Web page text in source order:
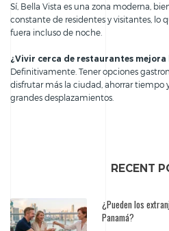
Sí, Bella Vista es una zona moderna,
constante de residentes y visitantes, lo
fuera incluso de noche.
¿Vivir cerca de restaurantes
Definitivamente. Tener opciones
disfrutar más la ciudad, ahorrar tiempo
grandes desplazamientos.
RECENT
¿Pueden los
Panamá?